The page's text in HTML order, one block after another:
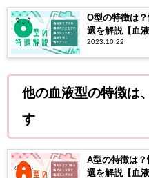
O型の特徴は
選を解説【血液
2023.10.22
他の血液型の特徴は
す
A型の特徴は
選を解説【血液